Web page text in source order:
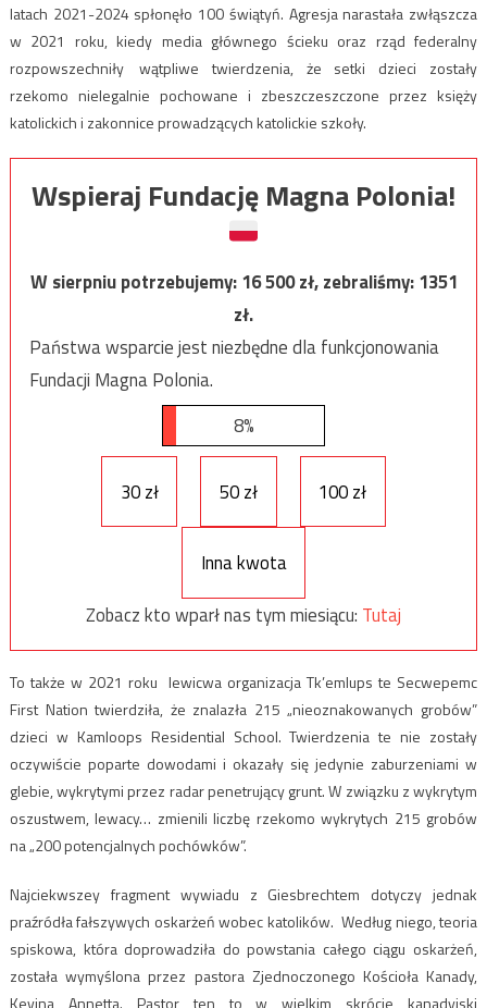
latach 2021-2024 spłonęło 100 świątyń. Agresja narastała zwłąszcza
w 2021 roku, kiedy media głównego ścieku oraz rząd federalny
rozpowszechniły wątpliwe twierdzenia, że ​​setki dzieci zostały
rzekomo nielegalnie pochowane i zbeszczeszczone przez księży
katolickich i zakonnice prowadzących katolickie szkoły.
Wspieraj Fundację Magna Polonia!
W sierpniu potrzebujemy:16 500zł, zebraliśmy:1351
zł.
Państwa wsparcie jest niezbędne dla funkcjonowania
Fundacji Magna Polonia.
8%
30 zł 50 zł 100 zł
Inna kwota
Zobacz kto wparł nas tym miesiącu: Tutaj
To także w 2021 roku lewicwa organizacja Tk’emlups te Secwepemc
First Nation twierdziła, że znalazła 215 „nieoznakowanych grobów”
dzieci w Kamloops Residential School. Twierdzenia te nie zostały
oczywiście poparte dowodami i okazały się jedynie zaburzeniami w
glebie, wykrytymi przez radar penetrujący grunt. W związku z wykrytym
oszustwem, lewacy… zmienili liczbę rzekomo wykrytych 215 grobów
na „200 potencjalnych pochówków”.
Najciekwszey fragment wywiadu z Giesbrechtem dotyczy jednak
praźródła fałszywych oskarżeń wobec katolików. Według niego, teoria
spiskowa, która doprowadziła do powstania całego ciągu oskarżeń,
została wymyślona przez pastora Zjednoczonego Kościoła Kanady,